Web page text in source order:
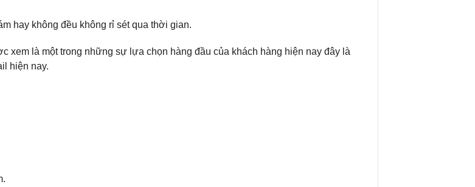
hay không đều không rỉ sét qua thời gian.
xem là một trong những sự lựa chọn hàng đầu của khách hàng hiện nay đây là
hiện nay.